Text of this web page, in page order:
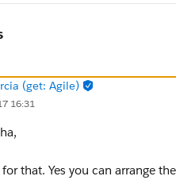
(get: Agile)
16:31
for that. Yes you can arrange